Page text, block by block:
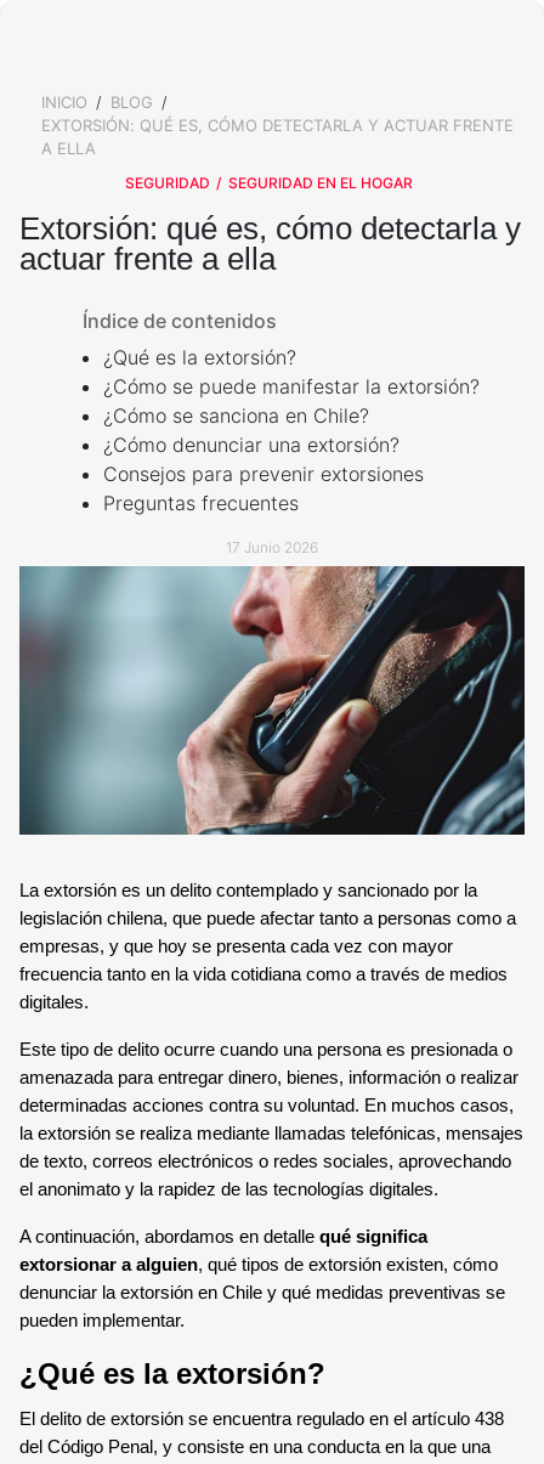
ALARMAS PARA TU BARRIO
ALARMAS PARA TI
ADULTOS MAYORES
ALARMAS PARA
ALARMAS PARA NIÑOS
ALARMA PARA MASCOTAS
ALARMA ANTI OKUPA
SIRENA POTENTE
CÁMARA DE SEGURIDAD
INTERIOR
CONTROL DE ACCESOS
LLAVES ELECTRÓNICAS
SENSORES Y DETECTORES
SENSOR PERIMETRAL
SENSOR MAGNÉTICO
BOTÓN DE PÁNICO
OTROS SERVICIOS
ALARMA
CONTROL DE ACCESO
SERVICIO CONFÍA
TECNOLOGÍA Y GARANTÍA
GARANTÍA VERISURE
¿QUÉ OPINAN NUESTROS
CLIENTES?
VALORES
AVISO DE PRIVACIDAD
BREADCRUMB
INICIO
BLOG
EXTORSIÓN: QUÉ ES, CÓMO DETECTARLA Y ACTUAR FRENTE
A ELLA
SEGURIDAD SEGURIDAD EN EL HOGAR
Extorsión: qué es, cómo detectarla y
actuar frente a ella
Índice de contenidos
¿Qué es la extorsión?
¿Cómo se puede manifestar la extorsión?
¿Cómo se sanciona en Chile?
¿Cómo denunciar una extorsión?
Consejos para prevenir extorsiones
Preguntas frecuentes
17 Junio 2026
La extorsión es un delito contemplado y sancionado por la
legislación chilena, que puede afectar tanto a personas como a
empresas, y que hoy se presenta cada vez con mayor
frecuencia tanto en la vida cotidiana como a través de medios
digitales.
Este tipo de delito ocurre cuando una persona es presionada o
amenazada para entregar dinero, bienes, información o realizar
determinadas acciones contra su voluntad. En muchos casos,
la extorsión se realiza mediante llamadas telefónicas, mensajes
de texto, correos electrónicos o redes sociales, aprovechando
el anonimato y la rapidez de las tecnologías digitales.
A continuación, abordamos en detalle qué significa
extorsionar a alguien, qué tipos de extorsión existen, cómo
denunciar la extorsión en Chile y qué medidas preventivas se
pueden implementar.
¿Qué es la extorsión?
El delito de extorsión se encuentra regulado en el artículo 438
del Código Penal, y consiste en una conducta en la que una